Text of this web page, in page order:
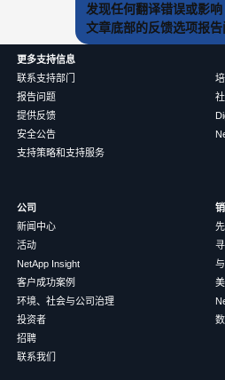
发现任何翻译错误或影
文章底部的反馈选项报告
更多支持信息
联系支持部门
报告问题
提供反馈
安全公告
支持策略和支持服务
培
公司
新闻中心
活动
NetApp Insight
客户成功案例
环境、社会与公司治理
投资者
招聘
联系我们